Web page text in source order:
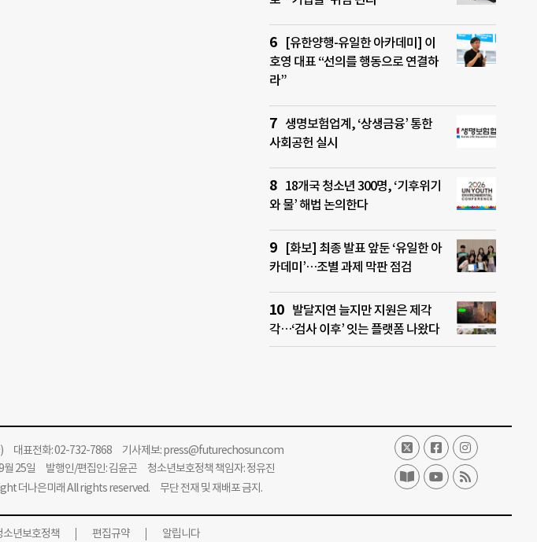
[유한양행-유일한 아카데미] 이
호영 대표 “선의를 행동으로 연결하
라”
생명보험업계, ‘상생금융’ 통한
사회공헌 실시
18개국 청소년 300명, ‘기후위기
와 물’ 해법 논의한다
[화보] 최종 발표 앞둔 ‘유일한 아
카데미’…조별 과제 막판 점검
발달지연 늘지만 지원은 제각
각…‘검사 이후’ 잇는 플랫폼 나왔다
) 대표전화: 02-732-7868 기사제보:press@futurechosun.com
25일 발행인/편집인: 김윤곤 청소년보호정책 책임자: 정유진
더나은미래 All rights reserved. 무단 전재 및 재배포 금지.
소년보호정책 편집규약 알립니다